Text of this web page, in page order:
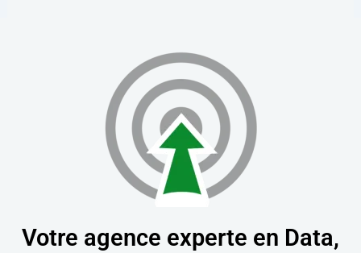
Votre agence experte en Data,